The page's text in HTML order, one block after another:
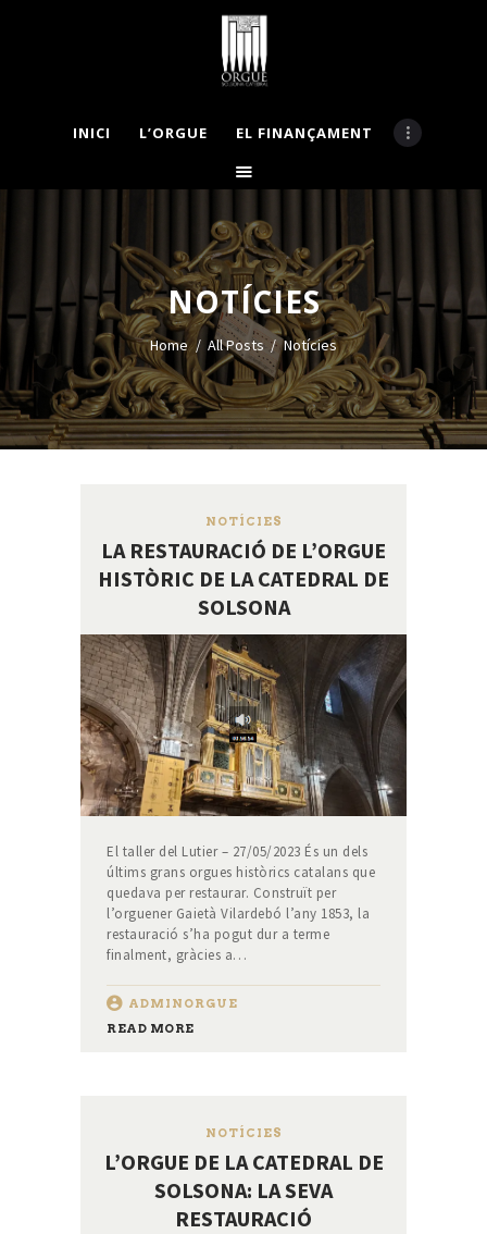
INICI L’ORGUE EL FINANÇAMENT
NOTÍCIES
Home All Posts Notícies
INICI
APADRINA
LA COMISSIÓ
BASES CONCURS
MECENES
NOTÍCIES
GALERIA
CONTACTE
NOTÍCIES
LA RESTAURACIÓ DE L’ORGUE
HISTÒRIC DE LA CATEDRAL DE
SOLSONA
El taller del Lutier – 27/05/2023 És un dels
últims grans orgues històrics catalans que
quedava per restaurar. Construït per
l’orguener Gaietà Vilardebó l’any 1853, la
restauració s’ha pogut dur a terme
finalment, gràcies a…
ADMINORGUE
READ MORE
NOTÍCIES
L’ORGUE DE LA CATEDRAL DE
SOLSONA: LA SEVA
RESTAURACIÓ